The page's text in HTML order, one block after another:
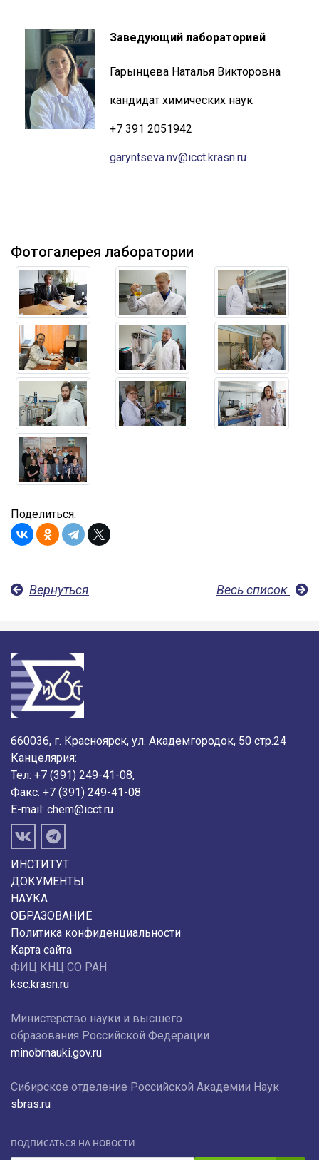
Заведующий лабораторией
Гарынцева Наталья Викторовна
кандидат химических наук
+7 391 2051942
garyntseva.nv@icct.krasn.ru
Фотогалерея лаборатории
Поделиться:
Вернуться Весь список
660036, г. Красноярск, ул. Академгородок, 50 стр.24
Канцелярия:
Тел: +7 (391) 249-41-08,
Факс: +7 (391) 249-41-08
E-mail: chem@icct.ru
ИНСТИТУТ
ДОКУМЕНТЫ
НАУКА
ОБРАЗОВАНИЕ
Политика конфиденциальности
Карта сайта
ФИЦ КНЦ СО РАН
ksc.krasn.ru
Министерство науки и высшего
образования Российской Федерации
minobrnauki.gov.ru
Сибирское отделение Российской Академии Наук
sbras.ru
ПОДПИСАТЬСЯ НА НОВОСТИ